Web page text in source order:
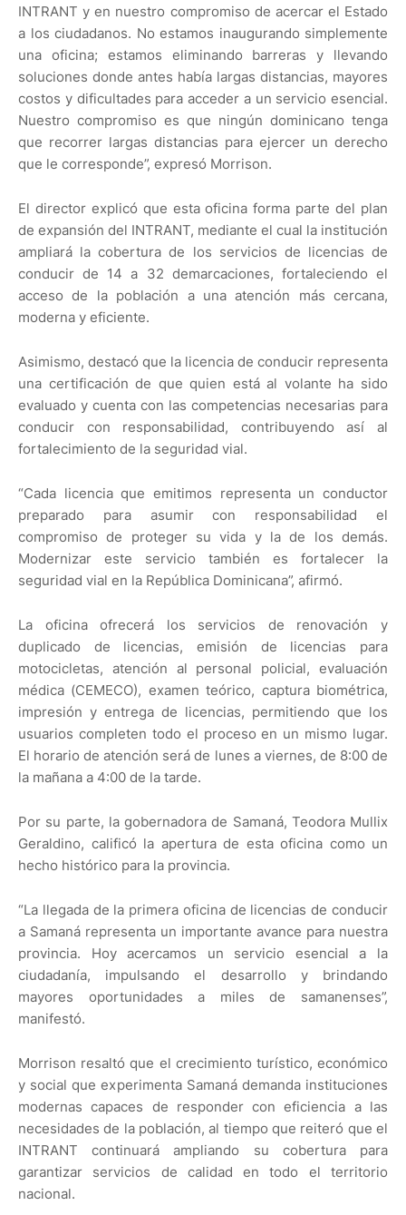
INTRANT y en nuestro compromiso de acercar el Estado
a los ciudadanos. No estamos inaugurando simplemente
una oficina; estamos eliminando barreras y llevando
soluciones donde antes había largas distancias, mayores
costos y dificultades para acceder a un servicio esencial.
Nuestro compromiso es que ningún dominicano tenga
que recorrer largas distancias para ejercer un derecho
que le corresponde”, expresó Morrison.
El director explicó que esta oficina forma parte del plan
de expansión del INTRANT, mediante el cual la institución
ampliará la cobertura de los servicios de licencias de
conducir de 14 a 32 demarcaciones, fortaleciendo el
acceso de la población a una atención más cercana,
moderna y eficiente.
Asimismo, destacó que la licencia de conducir representa
una certificación de que quien está al volante ha sido
evaluado y cuenta con las competencias necesarias para
conducir con responsabilidad, contribuyendo así al
fortalecimiento de la seguridad vial.
“Cada licencia que emitimos representa un conductor
preparado para asumir con responsabilidad el
compromiso de proteger su vida y la de los demás.
Modernizar este servicio también es fortalecer la
seguridad vial en la República Dominicana”, afirmó.
La oficina ofrecerá los servicios de renovación y
duplicado de licencias, emisión de licencias para
motocicletas, atención al personal policial, evaluación
médica (CEMECO), examen teórico, captura biométrica,
impresión y entrega de licencias, permitiendo que los
usuarios completen todo el proceso en un mismo lugar.
El horario de atención será de lunes a viernes, de 8:00 de
la mañana a 4:00 de la tarde.
Por su parte, la gobernadora de Samaná, Teodora Mullix
Geraldino, calificó la apertura de esta oficina como un
hecho histórico para la provincia.
“La llegada de la primera oficina de licencias de conducir
a Samaná representa un importante avance para nuestra
provincia. Hoy acercamos un servicio esencial a la
ciudadanía, impulsando el desarrollo y brindando
mayores oportunidades a miles de samanenses”,
manifestó.
Morrison resaltó que el crecimiento turístico, económico
y social que experimenta Samaná demanda instituciones
modernas capaces de responder con eficiencia a las
necesidades de la población, al tiempo que reiteró que el
INTRANT continuará ampliando su cobertura para
garantizar servicios de calidad en todo el territorio
nacional.